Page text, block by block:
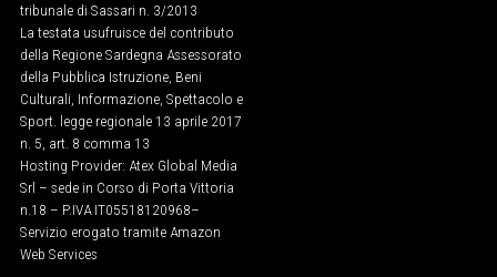
VIDEO
Vai
UNISCITI
AL CANALE
WHATSAPP
tribunale di Sassari n. 3/2013
La testata usufruisce del contributo
della Regione Sardegna Assessorato
della Pubblica Istruzione, Beni
Culturali, Informazione, Spettacolo e
Sport. legge regionale 13 aprile 2017
n. 5, art. 8 comma 13
Hosting Provider: Atex Global Media
Srl – sede in Corso di Porta Vittoria
n.18 – P.IVA IT05518120968​–
Servizio erogato tramite Amazon
Web Services